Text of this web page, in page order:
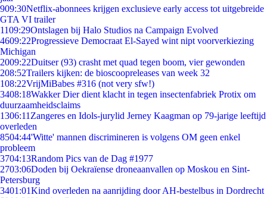
909:30Netflix-abonnees krijgen exclusieve early access tot uitgebreide
GTA VI trailer
1109:29Ontslagen bij Halo Studios na Campaign Evolved
4609:22Progressieve Democraat El-Sayed wint nipt voorverkiezing
Michigan
2009:22Duitser (93) crasht met quad tegen boom, vier gewonden
208:52Trailers kijken: de bioscoopreleases van week 32
108:22VrijMiBabes #316 (not very sfw!)
3408:18Wakker Dier dient klacht in tegen insectenfabriek Protix om
duurzaamheidsclaims
1306:11 Zangeres en Idols-jurylid Jerney Kaagman op 79-jarige leeftijd
overleden
8504:44'Witte' mannen discrimineren is volgens OM geen enkel
probleem
3704:13Random Pics van de Dag #1977
2703:06Doden bij Oekraïense droneaanvallen op Moskou en Sint-
Petersburg
3401:01Kind overleden na aanrijding door AH-bestelbus in Dordrecht